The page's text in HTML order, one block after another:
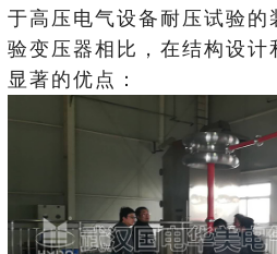
于高压电气设备耐压试验的
验变压器相比，在结构设计
显著的优点：